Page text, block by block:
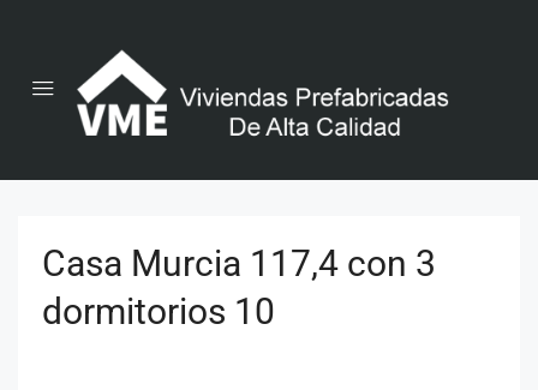
Casa Murcia 117,4 con 3
dormitorios 10